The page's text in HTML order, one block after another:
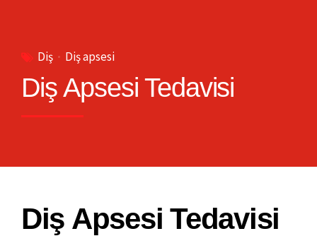
Diş Diş apsesi
Diş Apsesi Tedavisi
Diş Apsesi Tedavisi